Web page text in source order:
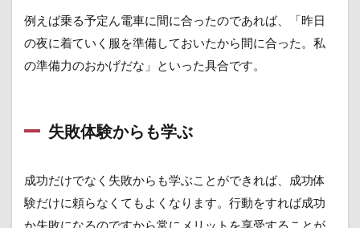
例えば乗る予定ん電車に間に合ったのであれば、「昨日
の夜に着ていく服を準備しておいたから間に合った。私
の準備力のおかげだな」といった具合です。
失敗体験からも学ぶ
成功だけでなく失敗からも学ぶことができれば、成功体
験だけに頼らなくてもよくなります。行動をすれば成功
か失敗になるのですから常にメリットを享受することが